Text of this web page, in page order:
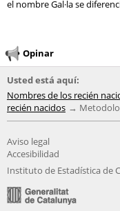
el nombre Gal·la se
Opinar
Usted está aquí:
Nombres de los recién
recién nacidos
Aviso legal
Accesibilidad
Instituto de Estadística de